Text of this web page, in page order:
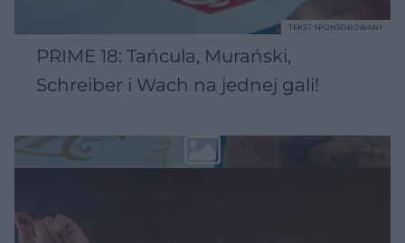
PRIME 18: Tańcula, Murański,
Schreiber i Wach na jednej gali!
TEKST SPONSOROWANY